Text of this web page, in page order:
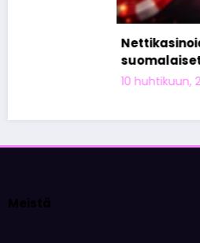
Nettikasinoiden
suomalaiset julkkikset
10 huhtikuun, 2026 Olivia Aho
Meistä